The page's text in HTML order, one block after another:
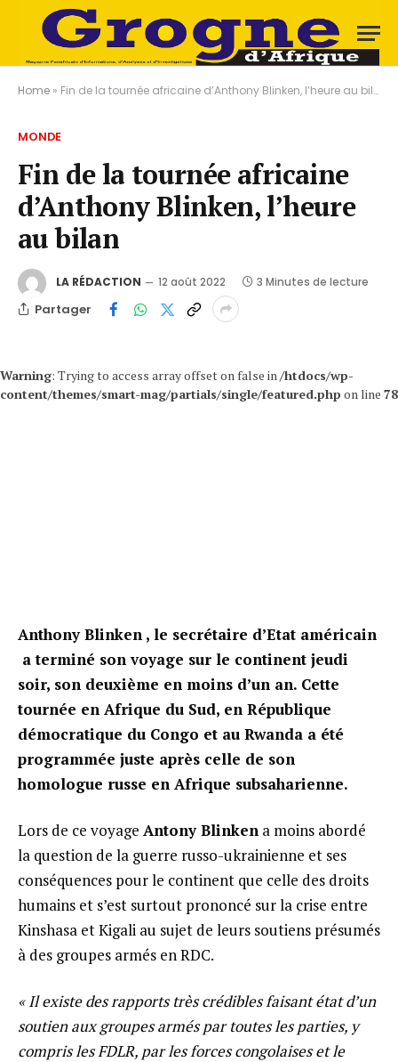
Home » Fin de la tournée africaine d’Anthony Blinken, l’heure au bilan
MONDE
Fin de la tournée africaine
d’Anthony Blinken, l’heure
au bilan
LA RÉDACTION 12 août 2022 3 Minutes de lecture
Partager
Warning: Trying to access array offset on false in/htdocs/wp-
content/themes/smart-mag/partials/single/featured.php on line 78
Anthony Blinken , le secrétaire d’Etat américain
a terminé son voyage sur le continent jeudi
soir, son deuxième en moins d’un an. Cette
tournée en Afrique du Sud, en République
démocratique du Congo et au Rwanda a été
programmée juste après celle de son
homologue russe en Afrique subsaharienne.
Lors de ce voyage Antony Blinken a moins abordé
la question de la guerre russo-ukrainienne et ses
conséquences pour le continent que celle des droits
humains et s’est surtout prononcé sur la crise entre
Kinshasa et Kigali au sujet de leurs soutiens présumés
à des groupes armés en RDC.
« Il existe des rapports très crédibles faisant état d’un
soutien aux groupes armés par toutes les parties, y
compris les FDLR, par les forces congolaises et le